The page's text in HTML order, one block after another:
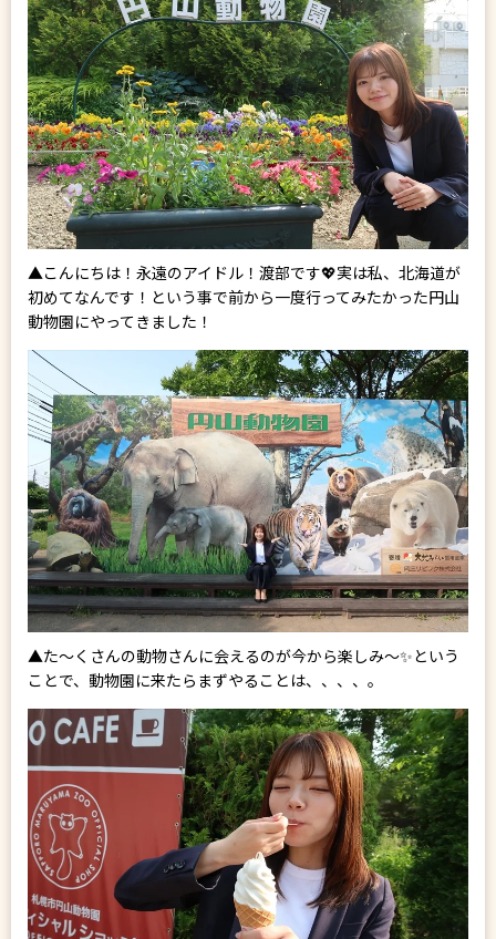
▲こんにちは！永遠のアイドル！渡部です💖実は私、北海道が
初めてなんです！という事で前から一度行ってみたかった円山
動物園にやってきました！
▲た～くさんの動物さんに会えるのが今から楽しみ～✨という
ことで、動物園に来たらまずやることは、、、、。